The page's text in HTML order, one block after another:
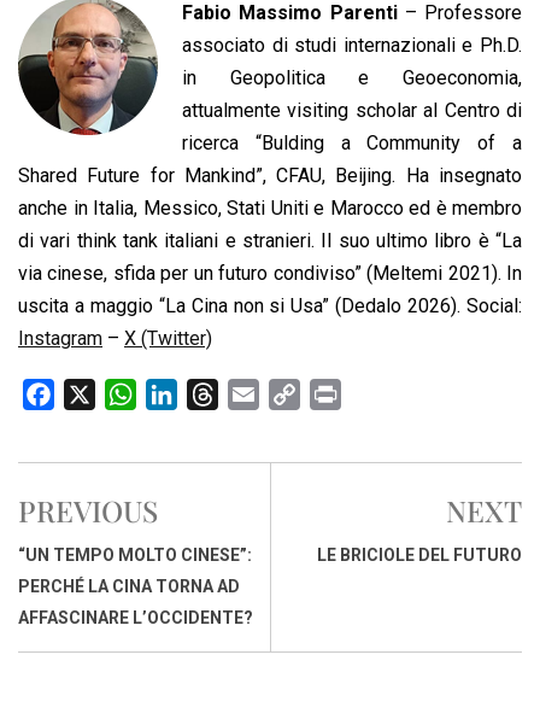
Fabio Massimo Parenti– Professore
associato di studi internazionali e Ph.D.
in Geopolitica e Geoeconomia,
attualmente visiting scholar al Centro di
ricerca “Bulding a Community of a
Shared Future for Mankind”, CFAU, Beijing. Ha insegnato
anche in Italia, Messico, Stati Uniti e Marocco ed è membro
di vari think tank italiani e stranieri. Il suo ultimo libro è “La
via cinese, sfida per un futuro condiviso” (Meltemi 2021). In
uscita a maggio “La Cina non si Usa” (Dedalo 2026). Social:
Instagram – X (Twitter)
c
b
o
o
k
W
a
s
A
p
p
n
d
I
n
r
d
s
a
p
i
PREVIOUS
“UN TEMPO MOLTO CINESE”:
PERCHÉ LA CINA TORNA AD
AFFASCINARE L’OCCIDENTE?
NEXT
LE BRICIOLE DEL FUTURO